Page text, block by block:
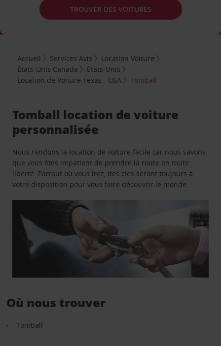
TROUVER DES VOITURES
Accueil Services Avis
Location Voiture
États-Unis Canada
États-Unis
Location de Voiture Texas - USA
Tomball
Tomball location de voiture
personnalisée
Nous rendons la location de voiture facile car nous savons
que vous êtes impatient de prendre la route en toute
liberté. Partout où vous irez, des clés seront toujours à
votre disposition pour vous faire découvrir le monde.
Où nous trouver
Tomball